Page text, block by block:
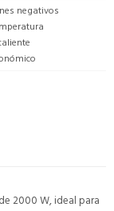
negativos
2000 W, ideal para